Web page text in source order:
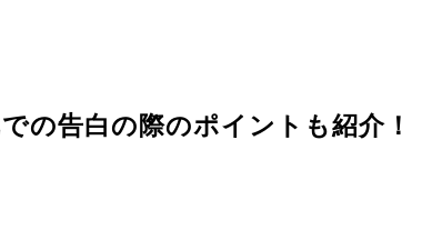
の告白の際のポイントも紹介！